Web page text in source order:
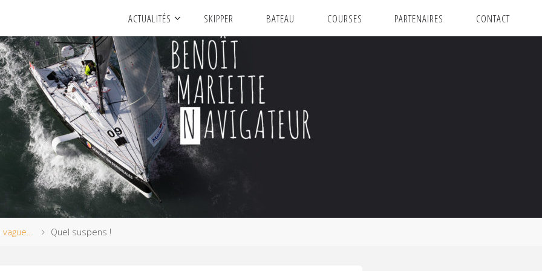
ACTUALITÉS SKIPPER BATEAU COURSES PARTENAIRES CONTACT
vague... Quel suspens !